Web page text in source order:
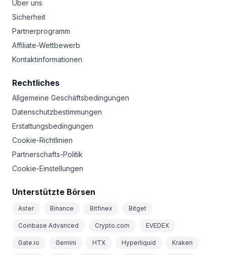
Über uns
Sicherheit
Partnerprogramm
Affiliate-Wettbewerb
Kontaktinformationen
Rechtliches
Allgemeine Geschäftsbedingungen
Datenschutzbestimmungen
Erstattungsbedingungen
Cookie-Richtlinien
Partnerschafts-Politik
Cookie-Einstellungen
Unterstützte Börsen
Aster Binance Bitfinex Bitget
Coinbase Advanced Crypto.com EVEDEX
Gate.io Gemini HTX Hyperliquid Kraken